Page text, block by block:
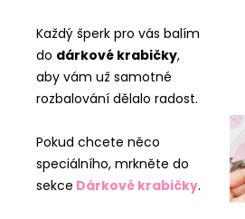
Každý šperk pro vás balím
do dárkové krabičky,
aby vám už samotné
rozbalování dělalo radost.
Pokud chcete něco
speciálního, mrkněte do
sekce Dárkové krabičky.